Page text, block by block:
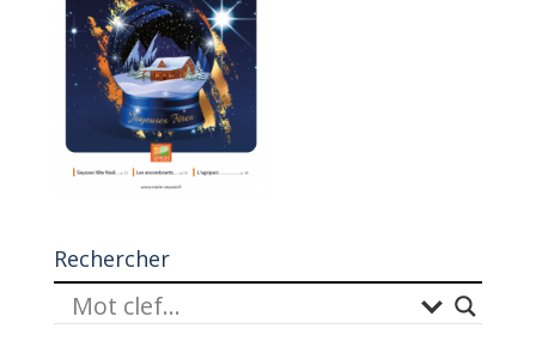
Rechercher